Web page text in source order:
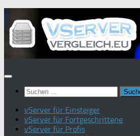
Inhalt
springen
Suchen
nach:
vServer für Einsteiger
vServer für Fortgeschrittene
vServer für Profis